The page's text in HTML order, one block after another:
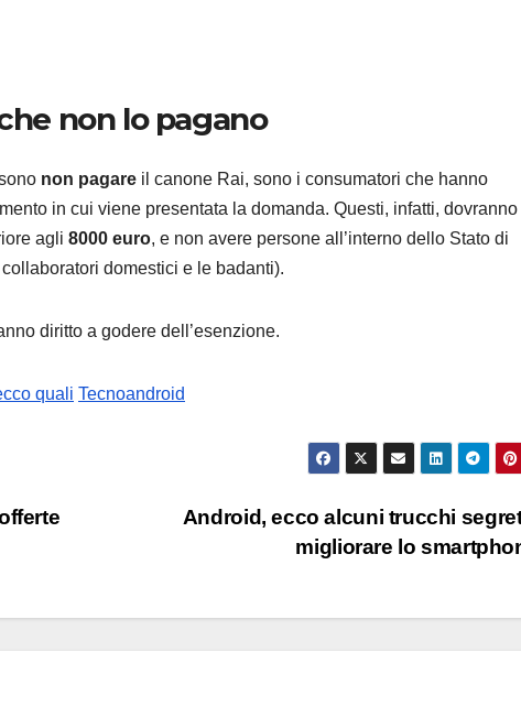
non lo pagano
non pagare il canone Rai, sono i consumatori che hanno
in cui viene presentata la domanda. Questi, infatti, dovranno
agli 8000 euro, e non avere persone all’interno dello Stato di
domestici e le badanti).
diritto a godere dell’esenzione.
quali Tecnoandroid
Android, ecco alcuni trucchi
migliorare lo